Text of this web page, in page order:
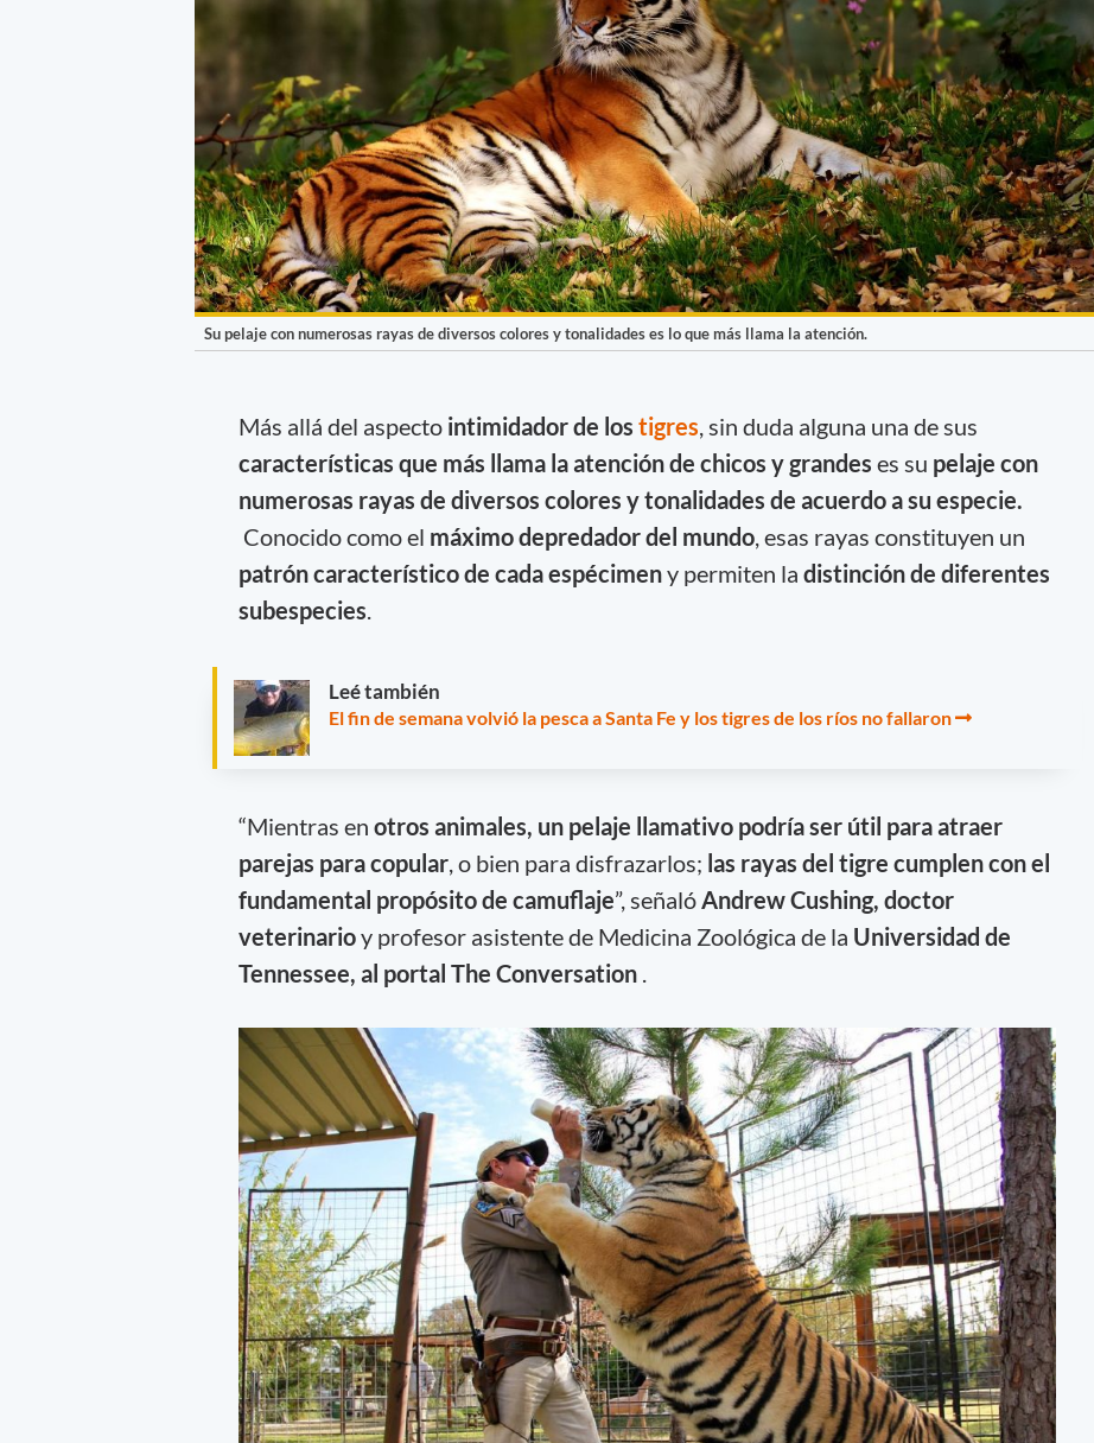
Su pelaje con numerosas rayas de diversos colores y tonalidades es lo que más llama la atención.
Más allá del aspecto intimidador de los tigres , sin duda alguna una de sus
características que más llama la atención de chicos y grandes es su pelaje con
numerosas rayas de diversos colores y tonalidades de acuerdo a su especie.
Conocido como el máximo depredador del mundo, esas rayas constituyen un
patrón característico de cada espécimeny permiten la distinción de diferentes
subespecies
Leé también
El fin de semana volvió la pesca a Santa Fe y los tigres de los ríos no fallaron
“Mientras en otros animales, un pelaje llamativo podría ser útil para atraer
parejas para copular, o bien para disfrazarlos; las rayas del tigre cumplen con el
fundamental propósito de camuflaje”, señaló Andrew Cushing, doctor
veterinarioy profesor asistente de Medicina Zoológica de la Universidad de
Tennessee, al portal The Conversation.